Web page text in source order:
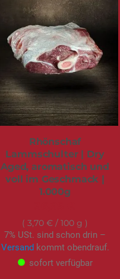
Rhönschaf
Lammschulter | Dry
Aged, aromatisch und
voll im Geschmack |
1.000g
3,70 € / 100 g
7% USt. sind schon drin –
Versandkommt obendrauf.
sofort verfügbar